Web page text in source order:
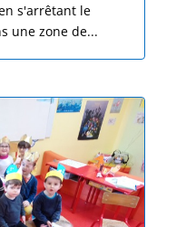
s'arrêtant le
une zone de...